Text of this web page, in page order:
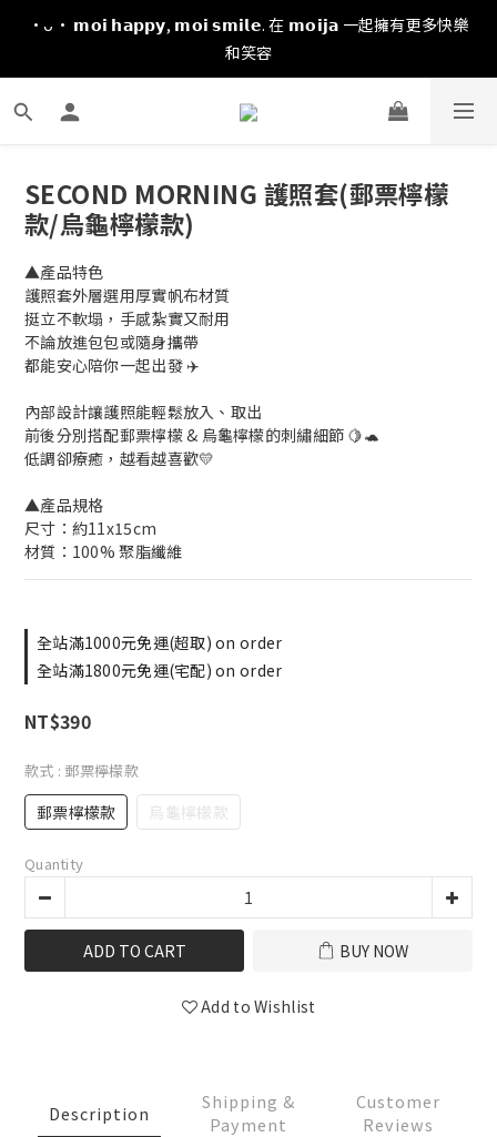
·ᴗ· 𝗺𝗼𝗶 𝗵𝗮𝗽𝗽𝘆, 𝗺𝗼𝗶 𝘀𝗺𝗶𝗹𝗲. 在 𝗺𝗼𝗶𝗷𝗮 一起擁有更多快樂
和笑容
SECOND MORNING 護照套(郵票檸檬
款/烏龜檸檬款)
▲產品特色
護照套外層選用厚實帆布材質
挺立不軟塌，手感紮實又耐用
不論放進包包或隨身攜帶
都能安心陪你一起出發 ✈️
內部設計讓護照能輕鬆放入、取出
前後分別搭配郵票檸檬 & 烏龜檸檬的刺繡細節 🍋🐢
低調卻療癒，越看越喜歡💛
▲產品規格
尺寸：約11x15cm
材質：100% 聚脂纖維
全站滿1000元免運(超取) on order
全站滿1800元免運(宅配) on order
NT$390
款式 : 郵票檸檬款
郵票檸檬款 烏龜檸檬款
Quantity
ADD TO CART BUY NOW
Add to Wishlist
Description
Shipping &
Payment
Customer
Reviews